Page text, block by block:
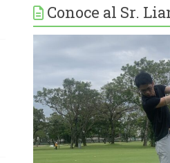
Conoce al Sr.